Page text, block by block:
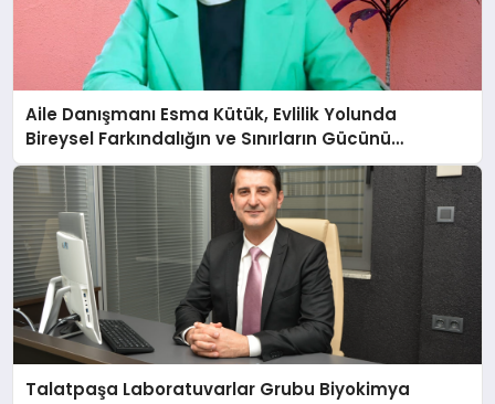
Aile Danışmanı Esma Kütük, Evlilik Yolunda
Bireysel Farkındalığın ve Sınırların Gücünü
Anlatıyor
Talatpaşa Laboratuvarlar Grubu Biyokimya